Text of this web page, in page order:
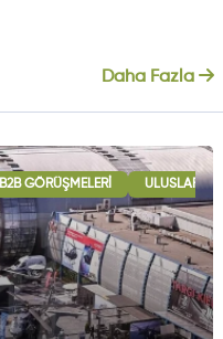
Daha Fazla
B2B GÖRÜŞMELERI